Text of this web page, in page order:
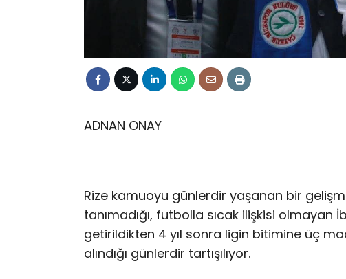
ADNAN ONAY
Rize kamuoyu günlerdir yaşanan bir
tanımadığı, futbolla sıcak ilişkisi olmayan
getirildikten 4 yıl sonra ligin bitimine üç
alındığı günlerdir tartışılıyor.